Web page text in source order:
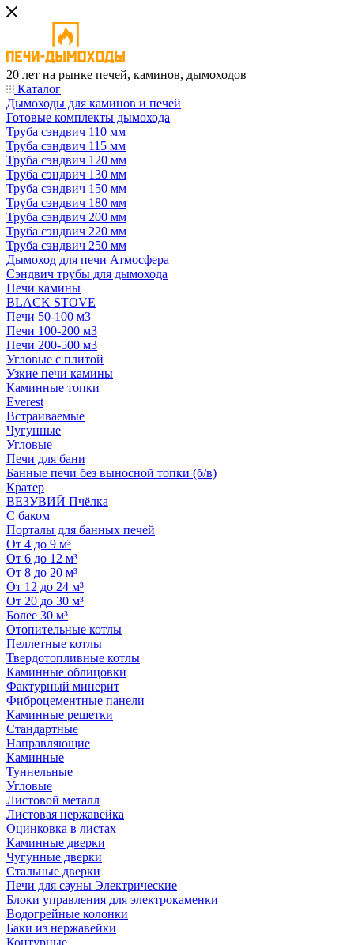
20 лет на рынке печей, каминов, дымоходов
Каталог
Дымоходы для каминов и печей
Готовые комплекты дымохода
Труба сэндвич 110 мм
Труба сэндвич 115 мм
Труба сэндвич 120 мм
Труба сэндвич 130 мм
Труба сэндвич 150 мм
Труба сэндвич 180 мм
Труба сэндвич 200 мм
Труба сэндвич 220 мм
Труба сэндвич 250 мм
Дымоход для печи Атмосфера
Сэндвич трубы для дымохода
Печи камины
BLACK STOVE
Печи 50-100 м3
Печи 100-200 м3
Печи 200-500 м3
Угловые с плитой
Узкие печи камины
Каминные топки
Everest
Встраиваемые
Чугунные
Угловые
Печи для бани
Банные печи без выносной топки (б/в)
Кратер
ВЕЗУВИЙ Пчёлка
С баком
Порталы для банных печей
От 4 до 9 м³
От 6 до 12 м³
От 8 до 20 м³
От 12 до 24 м³
От 20 до 30 м³
Более 30 м³
Отопительные котлы
Пеллетные котлы
Твердотопливные котлы
Каминные облицовки
Фактурный минерит
Фиброцементные панели
Каминные решетки
Стандартные
Направляющие
Каминные
Туннельные
Угловые
Листовой металл
Листовая нержавейка
Оцинковка в листах
Каминные дверки
Чугунные дверки
Стальные дверки
Печи для сауны Электрические
Блоки управления для электрокаменки
Водогрейные колонки
Баки из нержавейки
Контурные